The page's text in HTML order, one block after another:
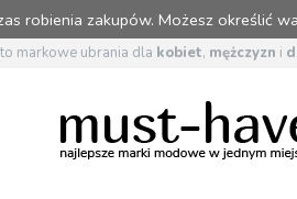
robienia zakupów. Możesz określić
markowe ubrania dla kobiet, mężczyzn i